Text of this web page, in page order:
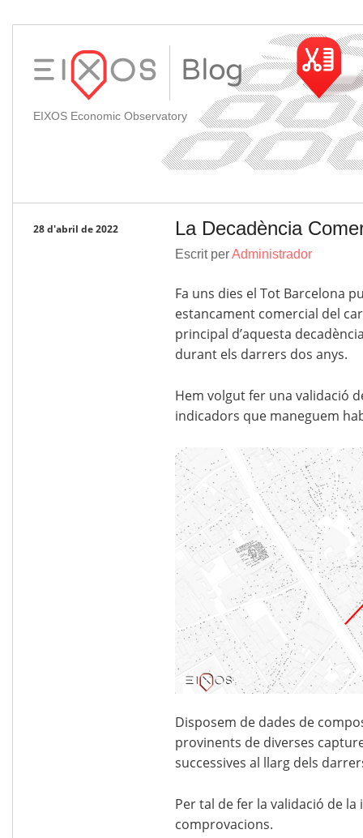
EIXOS Economic Observatory
La Decadència
28 d'abril de 2022
Escrit perAdministrador
Fa uns dies el Tot Barcelona
estancament comercial del
principal d’aquesta
durant els darrers dos anys.
Hem volgut fer una validació
indicadors que maneguem
Disposem de dades de
provinents de diverses
successives al llarg dels
Per tal de fer la validació de
comprovacions.